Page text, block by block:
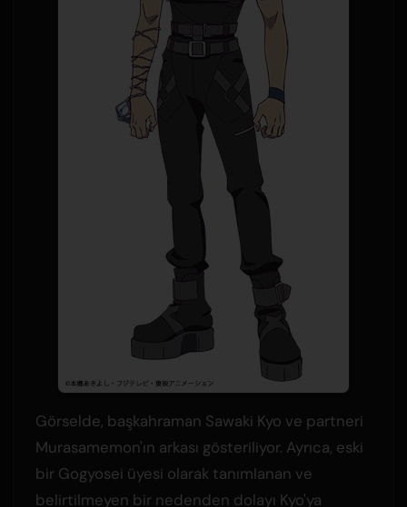
Görselde, başkahraman Sawaki Kyo ve partneri
Murasamemon'ın arkası gösteriliyor. Ayrıca, eski
bir Gogyosei üyesi olarak tanımlanan ve
belirtilmeyen bir nedenden dolayı Kyo'ya